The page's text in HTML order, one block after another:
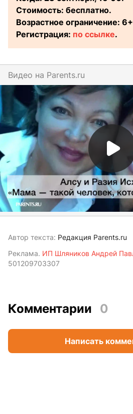
Стоимость: бесплатно.
Возрастное ограничение: 6+
Регистрация: по ссылке.
Видео на parents.ru
Автор текста: Редакция Parents.ru
Реклама. ИП Шляников Андрей
501209703307
Комментарии 0
Написать